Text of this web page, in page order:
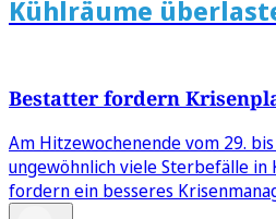
Kühlräume
Bestatter fordern
Am Hitzewochenende vom 29. bis
ungewöhnlich viele Sterbefälle in
fordern ein besseres